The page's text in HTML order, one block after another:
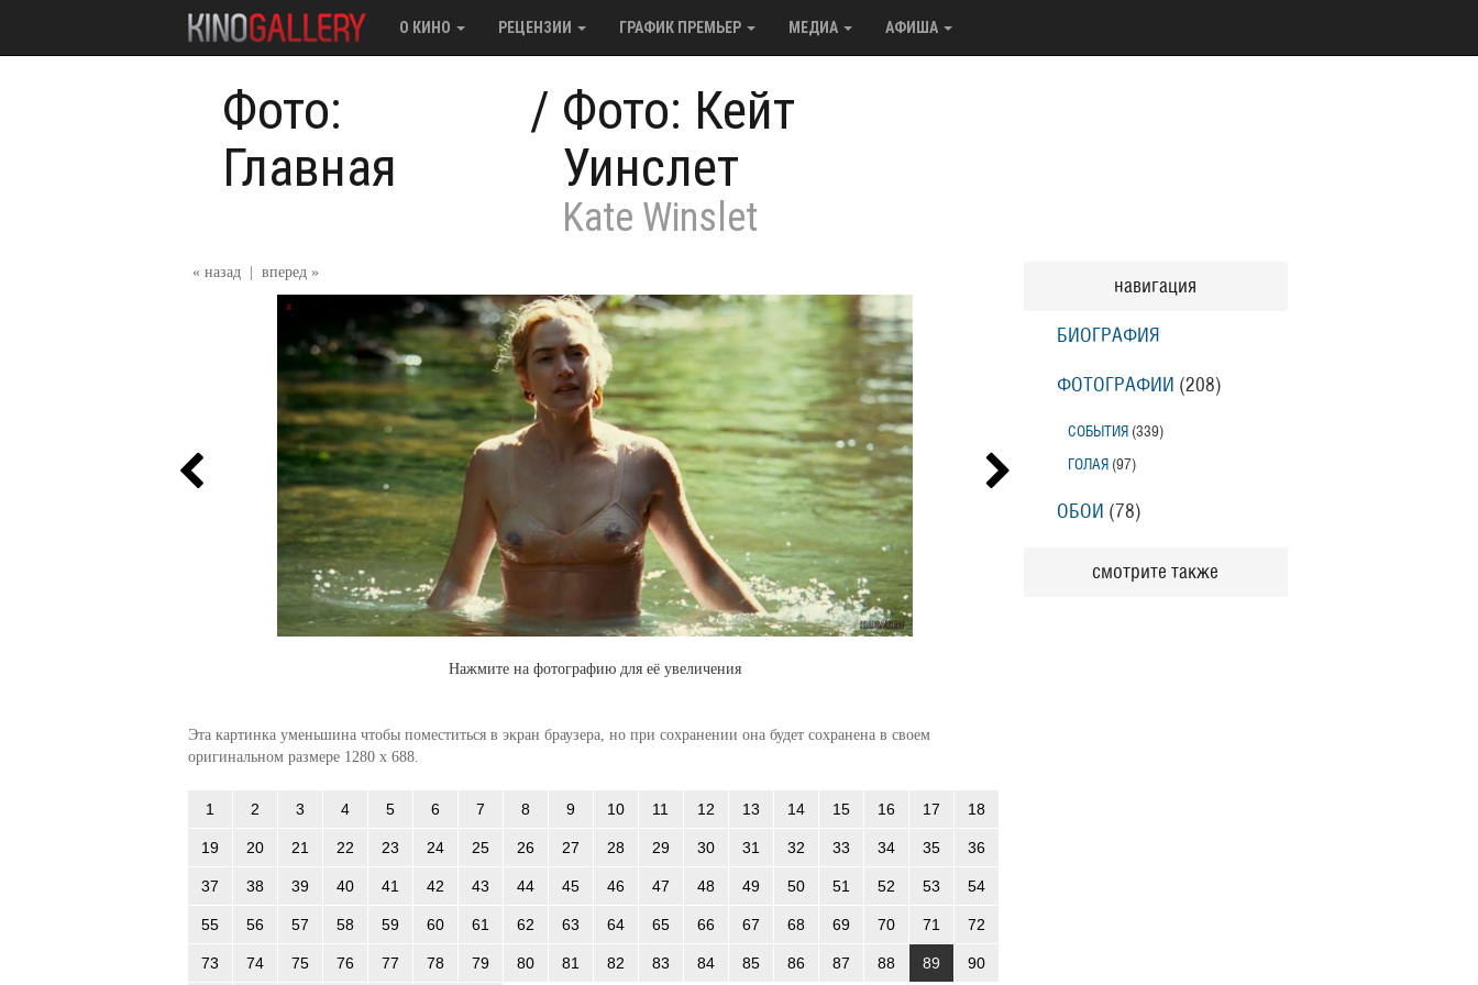
О КИНО РЕЦЕНЗИИ ГРАФИК ПРЕМЬЕР МЕДИА АФИША
Фото:
Главная
/ Фото: Кейт
Уинслет
Kate Winslet
« назад вперед »
Нажмите на фотографию для её увеличения
Эта картинка уменьшина чтобы поместиться в экран браузера, но при сохранении она будет сохранена в своем
оригинальном размере 1280 x 688.
1 2 3 4 5 6 7 8 9 10 11 12 13 14 15 16 17 18
19 20 21 22 23 24 25 26 27 28 29 30 31 32 33 34 35 36
37 38 39 40 41 42 43 44 45 46 47 48 49 50 51 52 53 54
55 56 57 58 59 60 61 62 63 64 65 66 67 68 69 70 71 72
73 74 75 76 77 78 79 80 81 82 83 84 85 86 87 88 89 90
навигация
БИОГРАФИЯ
ФОТОГРАФИИ (208)
СОБЫТИЯ (339)
ГОЛАЯ (97)
ОБОИ (78)
смотрите также